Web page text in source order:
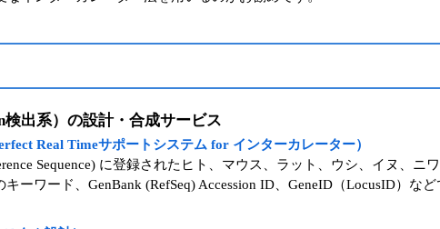
出系）の設計・合成サービス
Real Timeサポートシステム for インターカレーター）
Sequence) に登録されたヒト、マウス、ラット、ウシ、イヌ、
ーワード、GenBank (RefSeq) Accession ID、GeneID（LocusID）な